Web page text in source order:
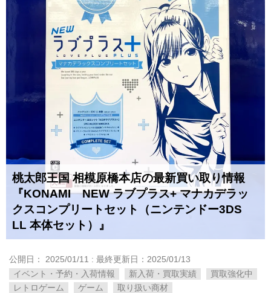
桃太郎王国 相模原橋本店の最新買い取り情報
『KONAMI NEW ​ラブプラス+ ​マナカデラッ
クスコンプリートセット（ニンテンドー3DS
LL 本体セット）』
公開日： 2025/01/11 : 最終更新日：2025/01/13
イベント・予約・入荷情報
新入荷・買取実績
買取強化中
レトロゲーム
ゲーム
取り扱い商材